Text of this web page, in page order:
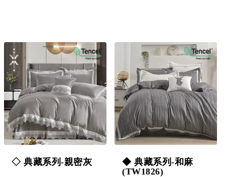
◇ 典藏系列-親密灰
◆ 典藏系列-和麻
(TW1826)